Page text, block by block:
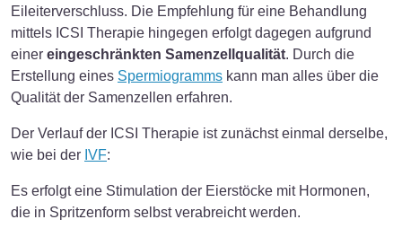
Eileiterverschluss. Die Empfehlung für eine Behandlung
mittels ICSI Therapie hingegen erfolgt dagegen aufgrund
einer eingeschränkten Samenzellqualität. Durch die
Erstellung eines Spermiogramms kann man alles über die
Qualität der Samenzellen erfahren.
Der Verlauf der ICSI Therapie ist zunächst einmal derselbe,
wie bei der IVF:
Es erfolgt eine Stimulation der Eierstöcke mit Hormonen,
die in Spritzenform selbst verabreicht werden.